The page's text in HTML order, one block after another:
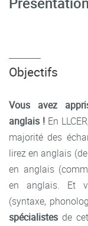
Objectifs
Vous avez
anglais ! En
majorité des
lirez en anglais
en anglais
en anglais. Et
(syntaxe,
spécialistes de